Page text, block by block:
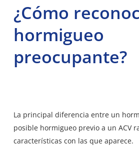
¿Cómo
hormigueo
preocupante?
La principal diferencia entre un
posible hormigueo previo a un ACV
características con las que aparece.